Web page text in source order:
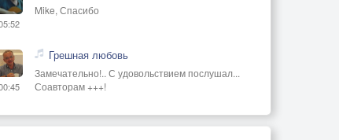
Mike, Спасибо
Грешная любовь
Замечательно!.. С удовольствием послушал...
Соавторам +++!